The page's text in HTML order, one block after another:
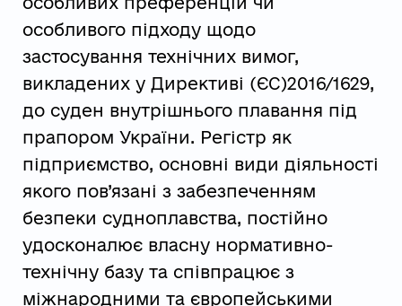
особливого підходу щодо
застосування технічних вимог,
викладених у Директиві (ЄС)2016/1629,
до суден внутрішнього плавання під
прапором України. Регістр як
підприємство, основні види діяльності
якого пов’язані з забезпеченням
безпеки судноплавства, постійно
удосконалює власну нормативно-
технічну базу та співпрацює з
міжнародними та європейськими